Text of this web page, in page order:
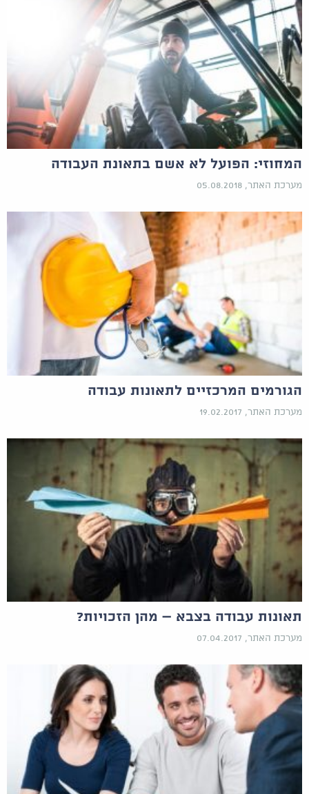
המחוזי: הפועל לא אשם בתאונת העבודה
מערכת האתר, 05.08.2018
הגורמים המרכזיים לתאונות עבודה
מערכת האתר, 19.02.2017
תאונות עבודה בצבא – מהן הזכויות?
מערכת האתר, 07.04.2017